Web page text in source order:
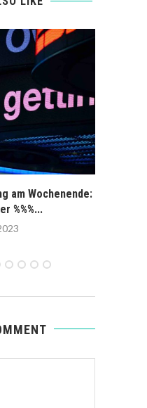
am Wochenende:
%%%...